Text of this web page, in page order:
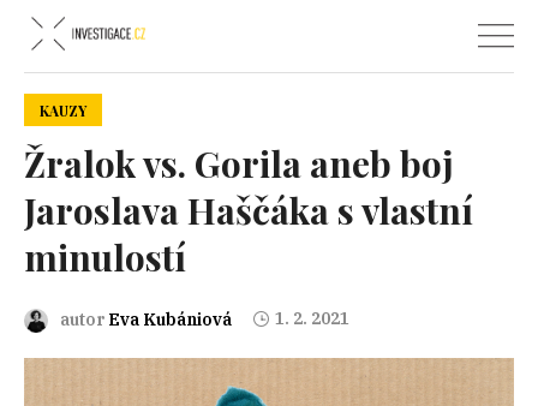
KAUZY
Žralok vs. Gorila aneb boj
Jaroslava Haščáka s vlastní
minulostí
autor Eva Kubániová 1. 2. 2021